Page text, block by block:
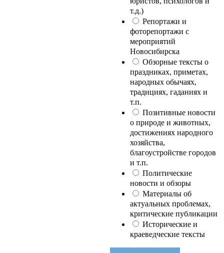
т.д.)
Репортажи и
фоторепортажи с
мероприятий
Новосибирска
Обзорные тексты о
праздниках, приметах,
народных обычаях,
традициях, гаданиях и
т.п.
Позитивные новости
о природе и животных,
достижениях народного
хозяйства,
благоустройстве городов
и т.п.
Политические
новости и обзоры
Материалы об
актуальных проблемах,
критические публикации
Исторические и
краеведческие тексты